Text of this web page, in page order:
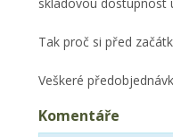
Tak proč si před
Veškeré
Komentáře